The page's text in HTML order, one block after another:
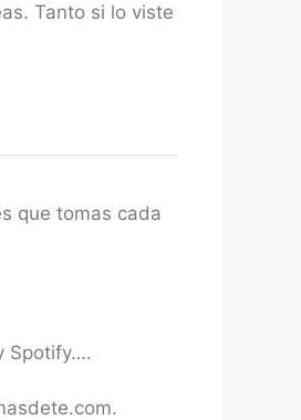
Tanto si lo viste
que tomas cada
Spotify….